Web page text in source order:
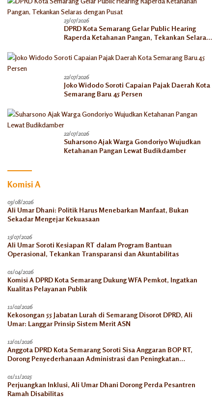
23/07/2026
DPRD Kota Semarang Gelar Public Hearing
Raperda Ketahanan Pangan, Tekankan Selaras
22/07/2026
Joko Widodo Soroti Capaian Pajak Daerah Kota
Semarang Baru 45 Persen
22/07/2026
Suharsono Ajak Warga Gondoriyo Wujudkan
Ketahanan Pangan Lewat Budikdamber
Komisi A
03/08/2026
Ali Umar Dhani: Politik Harus Menebarkan Manfaat, Bukan
Sekadar Mengejar Kekuasaan
15/07/2026
Ali Umar Soroti Kesiapan RT dalam Program Bantuan
Operasional, Tekankan Transparansi dan Akuntabilitas
01/04/2026
Komisi A DPRD Kota Semarang Dukung WFA Pemkot, Ingatkan
Kualitas Pelayanan Publik
11/02/2026
Kekosongan 55 Jabatan Lurah di Semarang Disorot DPRD, Ali
Umar: Langgar Prinsip Sistem Merit ASN
12/01/2026
Anggota DPRD Kota Semarang Soroti Sisa Anggaran BOP RT,
Dorong Penyederhanaan Administrasi dan Peningkatan
01/11/2025
Perjuangkan Inklusi, Ali Umar Dhani Dorong Perda Pesantren
Ramah Disabilitas